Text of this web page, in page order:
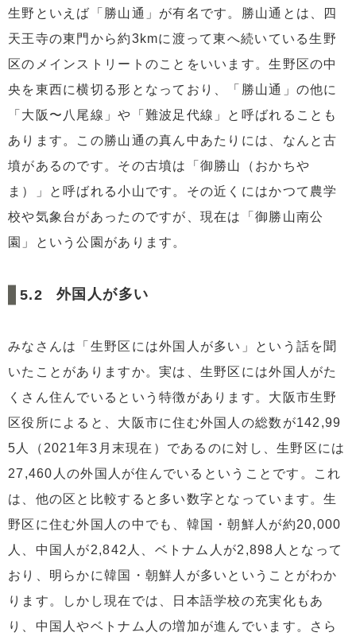
生野といえば「勝山通」が有名です。勝山通とは、四
天王寺の東門から約3kmに渡って東へ続いている生野
区のメインストリートのことをいいます。生野区の中
央を東西に横切る形となっており、「勝山通」の他に
「大阪〜八尾線」や「難波足代線」と呼ばれることも
あります。この勝山通の真ん中あたりには、なんと古
墳があるのです。その古墳は「御勝山（おかちや
ま）」と呼ばれる小山です。その近くにはかつて農学
校や気象台があったのですが、現在は「御勝山南公
園」という公園があります。
外国人が多い
みなさんは「生野区には外国人が多い」という話を聞
いたことがありますか。実は、生野区には外国人がた
くさん住んでいるという特徴があります。大阪市生野
区役所によると、大阪市に住む外国人の総数が142,99
5人（2021年3月末現在）であるのに対し、生野区には
27,460人の外国人が住んでいるということです。これ
は、他の区と比較すると多い数字となっています。生
野区に住む外国人の中でも、韓国・朝鮮人が約20,000
人、中国人が2,842人、ベトナム人が2,898人となって
おり、明らかに韓国・朝鮮人が多いということがわか
ります。しかし現在では、日本語学校の充実化もあ
り、中国人やベトナム人の増加が進んでいます。さら